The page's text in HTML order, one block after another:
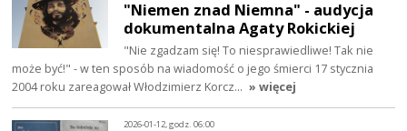
"Niemen znad Niemna" - audycja
dokumentalna Agaty Rokickiej
"Nie zgadzam się! To niesprawiedliwe! Tak nie
może być!" - w ten sposób na wiadomość o jego śmierci 17 stycznia
2004 roku zareagował Włodzimierz Korcz… » więcej
2026-01-12, godz. 06:00